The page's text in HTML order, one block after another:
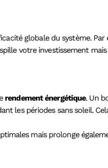
globale du système.
votre investissement
rendement énergétique. Un
les périodes sans soleil.
mais prolonge